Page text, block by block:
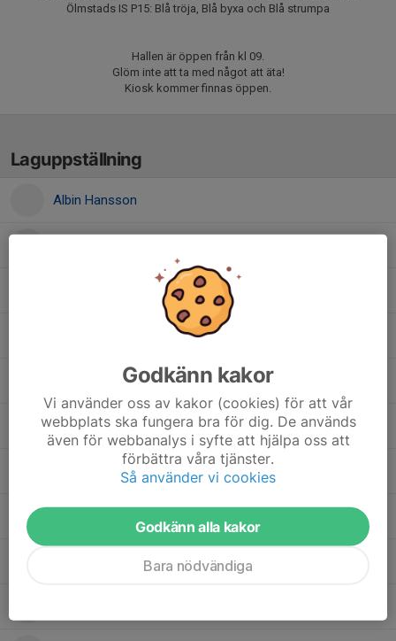
Ölmstads IS P15: Blå tröja, Blå byxa och Blå strumpa
Hallen är öppen från kl 09.
Glöm inte att ta med något att äta!
Kiosk kommer finnas öppen.
Laguppställning
Albin Hansson
Arvid Håkanson
Edwin Stjernberg
Lasse Hinas Jarl
Godkänn kakor
Vi använder oss av kakor (cookies) för att vår
webbplats ska fungera bra för dig. De används
även för webbanalys i syfte att hjälpa oss att
förbättra våra tjänster.
Så använder vi cookies
Godkänn alla kakor
Bara nödvändiga